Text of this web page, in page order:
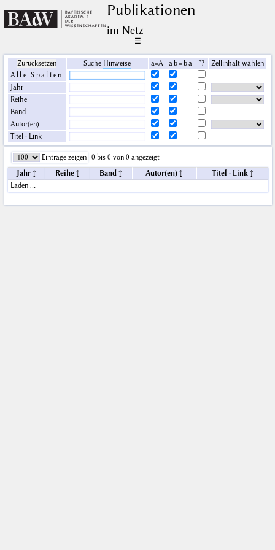
Publikationen
im Netz
☰
Zurücksetzen Suche Hinweise a=A a b = b a *?
Zellinhalt wählen
Alle Spalten
Jahr
Reihe
Band
Autor(en)
Titel · Link
Einträge zeigen
0 bis 0 von 0 angezeigt
Jahr
Reihe Band Autor(en)
Titel · Link
Laden …